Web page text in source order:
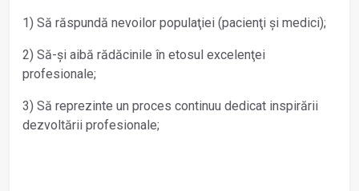
1) Să răspundă nevoilor populaţiei (pacienţi și medici);
2) Să-și aibă rădăcinile în etosul excelenţei
profesionale;
3) Să reprezinte un proces continuu dedicat inspirării
dezvoltării profesionale;